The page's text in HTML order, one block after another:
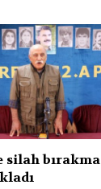
silah bırakma